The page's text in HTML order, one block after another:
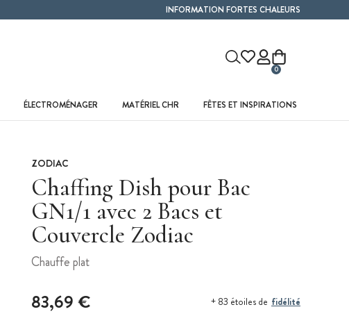
INFORMATION FORTES CHALEURS
0
ÉLECTROMÉNAGER MATÉRIEL CHR FÊTES ET INSPIRATIONS
ZODIAC
Chaffing Dish pour Bac
GN1/1 avec 2 Bacs et
Couvercle Zodiac
Chauffe plat
83,69 € + 83 étoiles de fidélité